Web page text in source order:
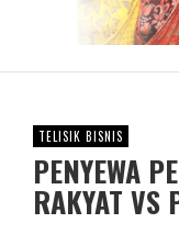
TELISIK BISNIS
PENYEWA
RAKYAT VS